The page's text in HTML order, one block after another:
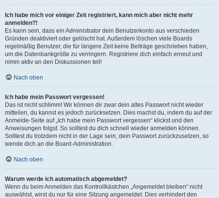
Ich habe mich vor einiger Zeit registriert, kann mich aber nicht mehr
anmelden?!
Es kann sein, dass ein Administrator dein Benutzerkonto aus verschieden
Gründen deaktiviert oder gelöscht hat. Außerdem löschen viele Boards
regelmäßig Benutzer, die für längere Zeit keine Beiträge geschrieben haben,
um die Datenbankgröße zu verringern. Registriere dich einfach erneut und
nimm aktiv an den Diskussionen teil!
Nach oben
Ich habe mein Passwort vergessen!
Das ist nicht schlimm! Wir können dir zwar dein altes Passwort nicht wieder
mitteilen, du kannst es jedoch zurücksetzen. Dies machst du, indem du auf der
Anmelde-Seite auf „Ich habe mein Passwort vergessen“ klickst und den
Anweisungen folgst. So solltest du dich schnell wieder anmelden können.
Solltest du trotzdem nicht in der Lage sein, dein Passwort zurückzusetzen, so
wende dich an die Board-Administration.
Nach oben
Warum werde ich automatisch abgemeldet?
Wenn du beim Anmelden das Kontrollkästchen „Angemeldet bleiben“ nicht
auswählst, wirst du nur für eine Sitzung angemeldet. Dies verhindert den